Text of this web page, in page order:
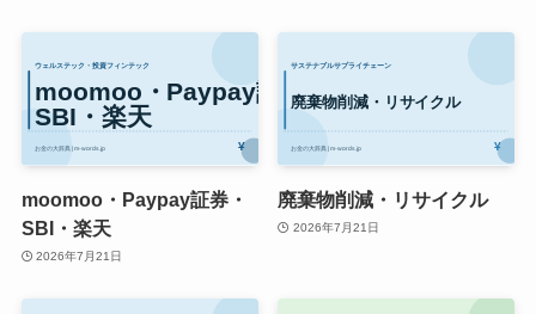
moomoo・Paypay証券・
SBI・楽天
2026年7月21日
廃棄物削減・リサイクル
2026年7月21日